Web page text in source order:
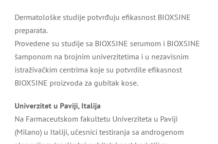
Dermatološke studije potvrđuju efikasnost BIOXSINE
preparata.
Provedene su studije sa BIOXSINE serumom i BIOXSINE
šamponom na brojnim univerzitetima i u nezavisnim
istraživačkim centrima koje su potvrdile efikasnost
BIOXSINE proizvoda za gubitak kose.
Univerzitet u Paviji, Italija
Na Farmaceutskom fakultetu Univerziteta u Paviji
(Milano) u Italiji, učesnici testiranja sa androgenom